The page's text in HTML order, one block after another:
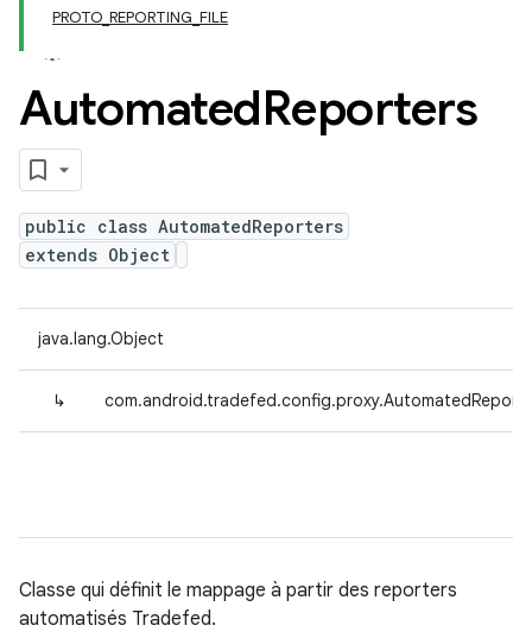
PROTO_REPORTING_FILE
AutomatedReporters
public class AutomatedReporters
extends Object
java.lang.Object
↳
Classe qui définit le mappage à partir des reporters
automatisés Tradefed.